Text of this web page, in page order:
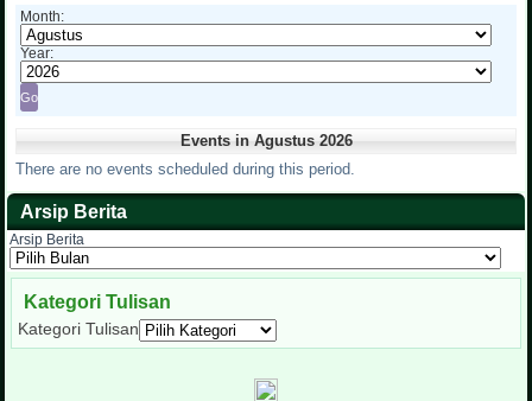
Month:
Year:
Events in Agustus 2026
There are no events scheduled during this period.
Arsip Berita
Arsip Berita
Kategori Tulisan
Kategori Tulisan